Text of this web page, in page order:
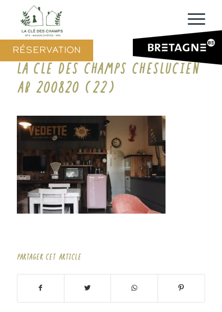
RÉSERVATION
LA CLE DES CHAMPS CHESLUCIEN
AB 200820 (22)
PARTAGER CET ARTICLE